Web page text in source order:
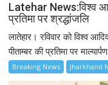
Latehar News:विश्व
प्रतिमा पर श्रद्धांजलि
लातेहार। रविवार को विश्व
पीताम्बर की प्रतिमा पर
Breaking News Jharkhand